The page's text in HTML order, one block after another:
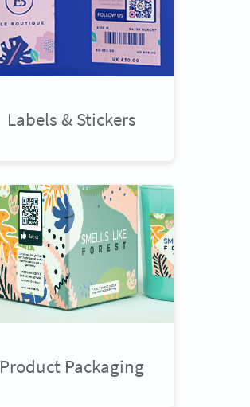
Labels & Stickers
Product Packaging